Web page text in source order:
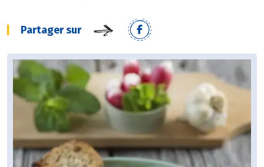
Partager sur